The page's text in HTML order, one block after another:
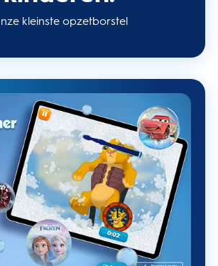
kleinste opzetborstel